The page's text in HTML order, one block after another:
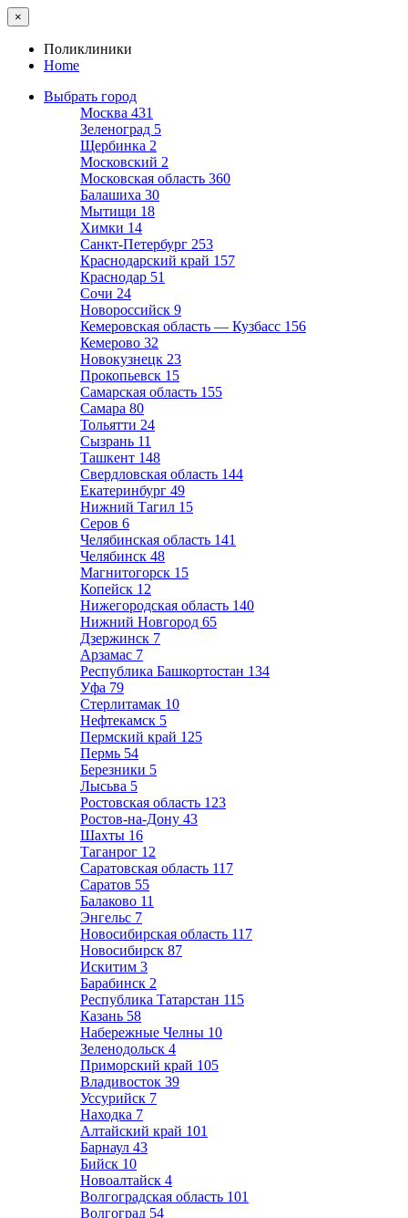
×
Поликлиники
Home
Выбрать город
Москва 431
Зеленоград 5
Щербинка 2
Московский 2
Московская область 360
Балашиха 30
Мытищи 18
Химки 14
Санкт-Петербург 253
Краснодарский край 157
Краснодар 51
Сочи 24
Новороссийск 9
Кемеровская область — Кузбасс 156
Кемерово 32
Новокузнецк 23
Прокопьевск 15
Самарская область 155
Самара 80
Тольятти 24
Сызрань 11
Ташкент 148
Свердловская область 144
Екатеринбург 49
Нижний Тагил 15
Серов 6
Челябинская область 141
Челябинск 48
Магнитогорск 15
Копейск 12
Нижегородская область 140
Нижний Новгород 65
Дзержинск 7
Арзамас 7
Республика Башкортостан 134
Уфа 79
Стерлитамак 10
Нефтекамск 5
Пермский край 125
Пермь 54
Березники 5
Лысьва 5
Ростовская область 123
Ростов-на-Дону 43
Шахты 16
Таганрог 12
Саратовская область 117
Саратов 55
Балаково 11
Энгельс 7
Новосибирская область 117
Новосибирск 87
Искитим 3
Барабинск 2
Республика Татарстан 115
Казань 58
Набережные Челны 10
Зеленодольск 4
Приморский край 105
Владивосток 39
Уссурийск 7
Находка 7
Алтайский край 101
Барнаул 43
Бийск 10
Новоалтайск 4
Волгоградская область 101
Волгоград 54